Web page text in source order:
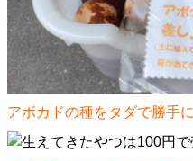
アボカドの種をタダで勝手